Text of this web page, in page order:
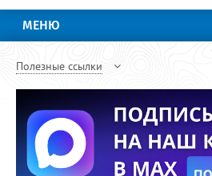
МЕНЮ
Полезные ссылки